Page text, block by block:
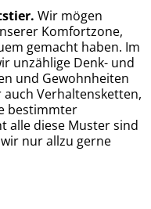
Wir mögen
Komfortzone,
gemacht haben. Im
unzählige Denk- und
und Gewohnheiten
Verhaltensketten,
bestimmter
alle diese Muster sind
nur allzu gerne